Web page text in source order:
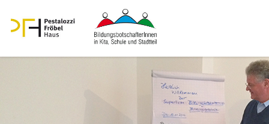
Begleitung & Beratung